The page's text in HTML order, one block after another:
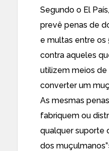
Segundo o El
prevê penas de
e multas entre os
contra aqueles
utilizem meios de
converter um
As mesmas
fabriquem ou
qualquer suporte
dos